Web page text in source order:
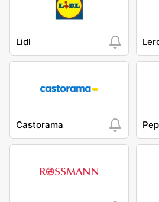
Lidl
Castorama